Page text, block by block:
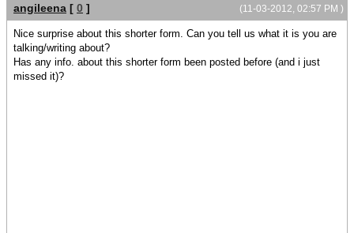
(11-03-2012, 02:57 PM )
angileena [ 0 ]
Nice surprise about this shorter form. Can you tell us what it is you are
talking/writing about?
Has any info. about this shorter form been posted before (and i just
missed it)?